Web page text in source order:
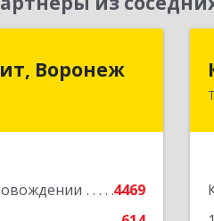
Воронеж
4469
Бит, Воронеж
обл, Воронеж г,
Подробнее